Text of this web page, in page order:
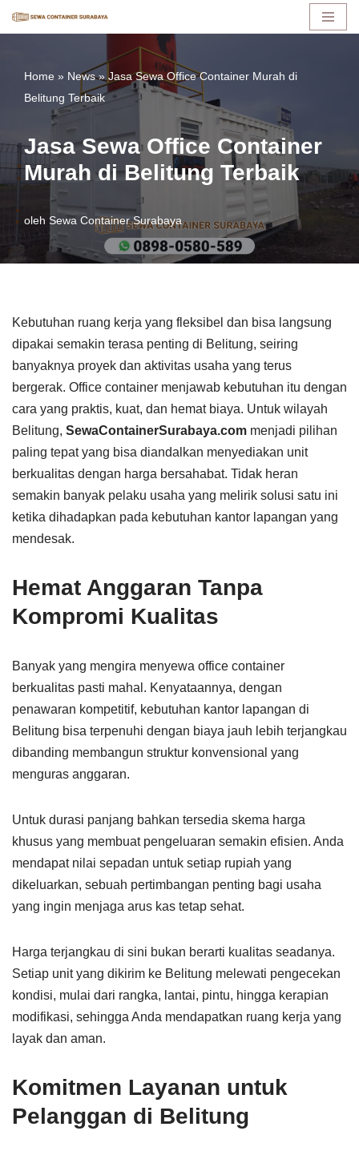
Home » News» Jasa Sewa Office Container Murah di
Belitung Terbaik
Jasa Sewa Office Container
Murah di Belitung Terbaik
oleh Sewa Container Surabaya
Kebutuhan ruang kerja yang fleksibel dan bisa langsung
dipakai semakin terasa penting di Belitung, seiring
banyaknya proyek dan aktivitas usaha yang terus
bergerak. Office container menjawab kebutuhan itu dengan
cara yang praktis, kuat, dan hemat biaya. Untuk wilayah
Belitung, SewaContainerSurabaya.com menjadi pilihan
paling tepat yang bisa diandalkan menyediakan unit
berkualitas dengan harga bersahabat. Tidak heran
semakin banyak pelaku usaha yang melirik solusi satu ini
ketika dihadapkan pada kebutuhan kantor lapangan yang
mendesak.
Hemat Anggaran Tanpa
Kompromi Kualitas
Banyak yang mengira menyewa office container
berkualitas pasti mahal. Kenyataannya, dengan
penawaran kompetitif, kebutuhan kantor lapangan di
Belitung bisa terpenuhi dengan biaya jauh lebih terjangkau
dibanding membangun struktur konvensional yang
menguras anggaran.
Untuk durasi panjang bahkan tersedia skema harga
khusus yang membuat pengeluaran semakin efisien. Anda
mendapat nilai sepadan untuk setiap rupiah yang
dikeluarkan, sebuah pertimbangan penting bagi usaha
yang ingin menjaga arus kas tetap sehat.
Harga terjangkau di sini bukan berarti kualitas seadanya.
Setiap unit yang dikirim ke Belitung melewati pengecekan
kondisi, mulai dari rangka, lantai, pintu, hingga kerapian
modifikasi, sehingga Anda mendapatkan ruang kerja yang
layak dan aman.
Komitmen Layanan untuk
Pelanggan di Belitung